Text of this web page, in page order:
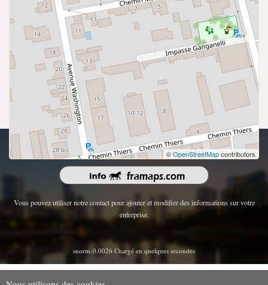
©OpenStreetMapcontributors
droits d'auteur 2026 | Tous les droits sont réservés.
Vous pouvez utiliser notre contact pour ajouter et modifier des informations sur votre
entreprise.
snorm-0.0026 Chargé en quelques secondes